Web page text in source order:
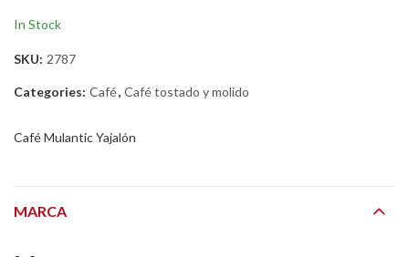
In Stock
SKU: 2787
Categories: Café, Café tostado y molido
Café Mulantic Yajalón
MARCA